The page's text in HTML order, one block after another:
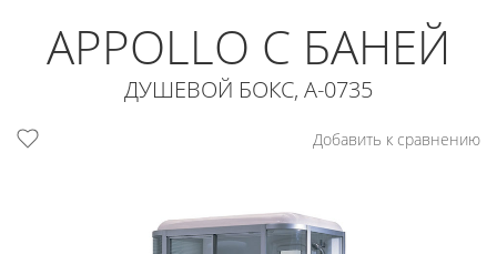
APPOLLO С БАНЕЙ
ДУШЕВОЙ БОКС, A-0735
Добавить к сравнению